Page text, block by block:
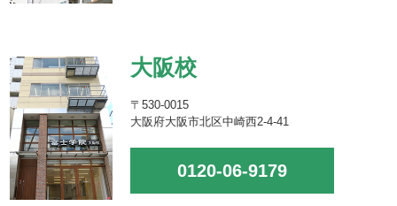
大阪校
〒530-0015
大阪府大阪市北区中崎西2-4-41
0120-06-9179